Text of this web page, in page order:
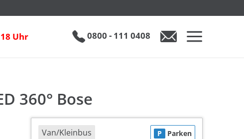
Uhr 0800 - 111 0408
360° Bose
Van/Kleinbus P Parken